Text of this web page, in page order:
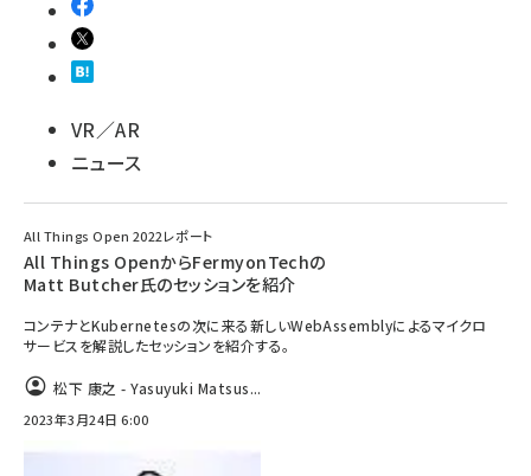
VR／AR
ニュース
All Things Open 2022レポート
All Things OpenからFermyonTechの
Matt Butcher氏のセッションを紹介
コンテナとKubernetesの次に来る新しいWebAssemblyによるマイクロ
サービスを解説したセッションを紹介する。
松下 康之 - Yasuyuki Matsus...
2023年3月24日 6:00